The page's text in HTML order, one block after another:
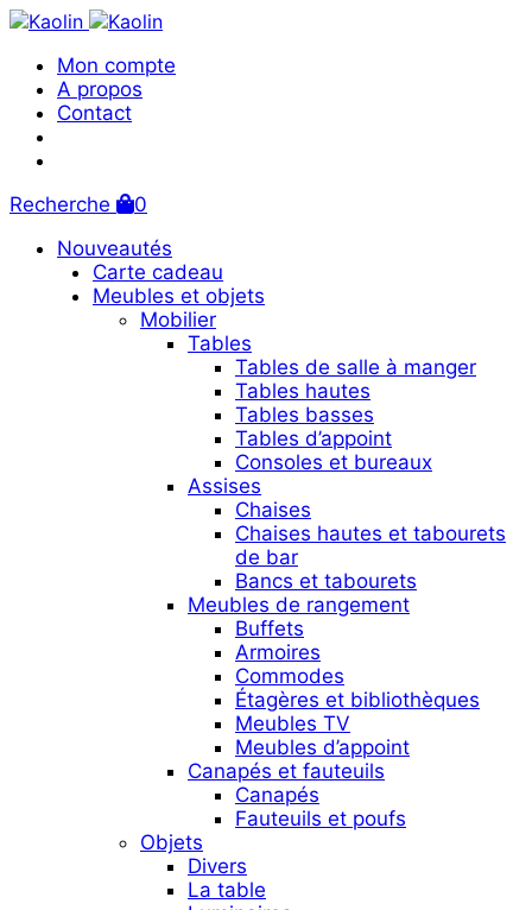
Mon compte
A propos
Contact
Recherche
0
Nouveautés
Carte cadeau
Meubles et objets
Mobilier
Tables
Tables de salle à manger
Tables hautes
Tables basses
Tables d’appoint
Consoles et bureaux
Assises
Chaises
Chaises hautes et tabourets
de bar
Bancs et tabourets
Meubles de rangement
Buffets
Armoires
Commodes
Étagères et bibliothèques
Meubles TV
Meubles d’appoint
Canapés et fauteuils
Canapés
Fauteuils et poufs
Objets
Divers
La table